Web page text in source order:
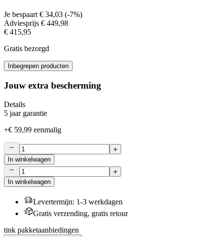
Je bespaart € 34,03 (-7%)
Adviesprijs € 449,98
€ 415,95
Gratis bezorgd
Inbegrepen producten
Jouw extra bescherming
Details
5 jaar garantie
+€ 59,99 eenmalig
In winkelwagen
In winkelwagen
Levertermijn: 1-3 werkdagen
Gratis verzending, gratis retour
tink pakketaanbiedingen